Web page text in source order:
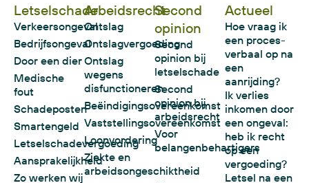
Letselschade
Verkeersongeval
Bedrijfsongeval
Door een dier
Medische
fout
Schadeposten
Smartengeld
Letselschadevergoeding
Aansprakelijkheid
Zo werken wij
Arbeidsrecht
Ontslag
Ontslagvergoeding
Ontslag
wegens
disfunctioneren
Beëindigingsovereenkomst
Vaststellingsovereenkomst
Loonvordering
Ziekte en
arbeidsongeschiktheid
Second
opinion
Second
opinion bij
letselschade
Second
opinion bij
arbeidsrecht
Voor
belangenbehartigers
Actueel
Hoe vraag ik
een proces-
verbaal op na
een
aanrijding?
Ik verlies
inkomen door
een ongeval:
heb ik recht
op een
vergoeding?
Letsel na een